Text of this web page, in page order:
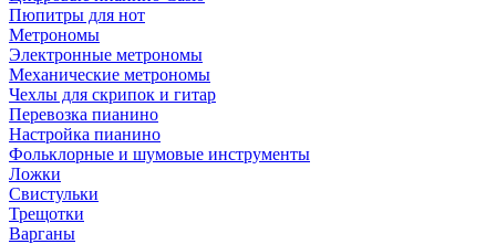
Пюпитры для нот
Метрономы
Электронные метрономы
Механические метрономы
Чехлы для скрипок и гитар
Перевозка пианино
Настройка пианино
Фольклорные и шумовые инструменты
Ложки
Свистульки
Трещотки
Варганы